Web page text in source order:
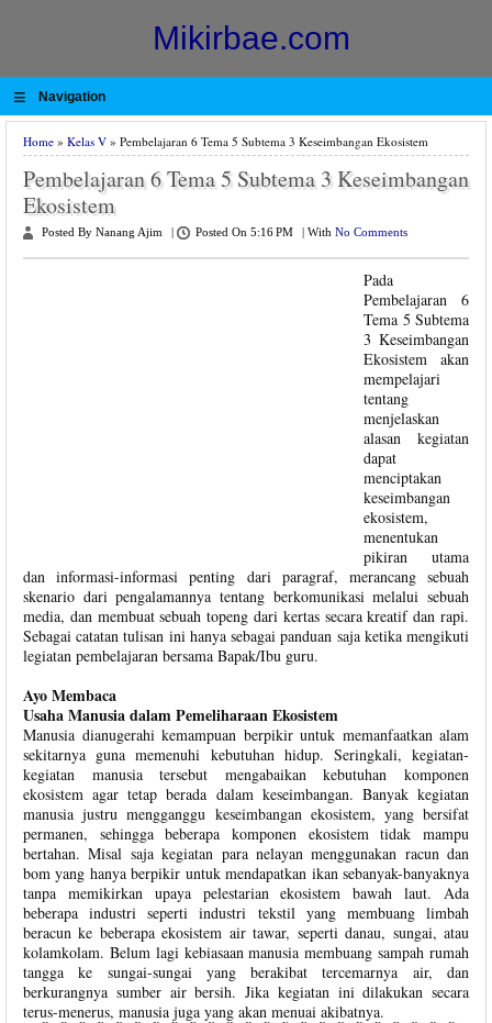
Mikirbae.com
≡ Navigation
Home » Kelas V » Pembelajaran 6 Tema 5 Subtema 3 Keseimbangan Ekosistem
Pembelajaran 6 Tema 5 Subtema 3 Keseimbangan
Ekosistem
Posted By Nanang Ajim Posted On 5:16 PM With No Comments
Pada
Pembelajaran 6
Tema 5 Subtema
3 Keseimbangan
Ekosistem akan
mempelajari
tentang
menjelaskan
alasan kegiatan
dapat
menciptakan
keseimbangan
ekosistem,
menentukan
pikiran utama
dan informasi-informasi penting dari paragraf, merancang sebuah
skenario dari pengalamannya tentang berkomunikasi melalui sebuah
media, dan membuat sebuah topeng dari kertas secara kreatif dan rapi.
Sebagai catatan tulisan ini hanya sebagai panduan saja ketika mengikuti
legiatan pembelajaran bersama Bapak/Ibu guru.
Ayo Membaca
Usaha Manusia dalam Pemeliharaan Ekosistem
Manusia dianugerahi kemampuan berpikir untuk memanfaatkan alam
sekitarnya guna memenuhi kebutuhan hidup. Seringkali, kegiatan-
kegiatan manusia tersebut mengabaikan kebutuhan komponen
ekosistem agar tetap berada dalam keseimbangan. Banyak kegiatan
manusia justru mengganggu keseimbangan ekosistem, yang bersifat
permanen, sehingga beberapa komponen ekosistem tidak mampu
bertahan. Misal saja kegiatan para nelayan menggunakan racun dan
bom yang hanya berpikir untuk mendapatkan ikan sebanyak-banyaknya
tanpa memikirkan upaya pelestarian ekosistem bawah laut. Ada
beberapa industri seperti industri tekstil yang membuang limbah
beracun ke beberapa ekosistem air tawar, seperti danau, sungai, atau
kolamkolam. Belum lagi kebiasaan manusia membuang sampah rumah
tangga ke sungai-sungai yang berakibat tercemarnya air, dan
berkurangnya sumber air bersih. Jika kegiatan ini dilakukan secara
terus-menerus, manusia juga yang akan menuai akibatnya.